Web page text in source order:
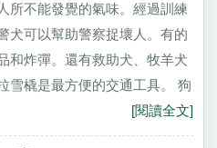
所不能發覺的氣味。經過訓練
犬可以幫助警察捉壞人。有的
和炸彈。還有救助犬、牧羊犬
雪橇是最方便的交通工具。 狗
[閱讀全文]